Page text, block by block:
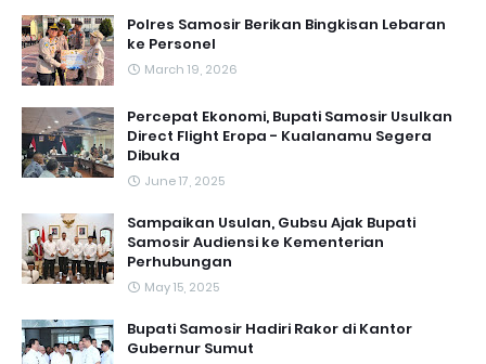
Polres Samosir Berikan Bingkisan Lebaran
ke Personel
March 19, 2026
Percepat Ekonomi, Bupati Samosir Usulkan
Direct Flight Eropa - Kualanamu Segera
Dibuka
June 17, 2025
Sampaikan Usulan, Gubsu Ajak Bupati
Samosir Audiensi ke Kementerian
Perhubungan
May 15, 2025
Bupati Samosir Hadiri Rakor di Kantor
Gubernur Sumut